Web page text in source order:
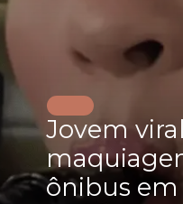
Jovem
ônibus em